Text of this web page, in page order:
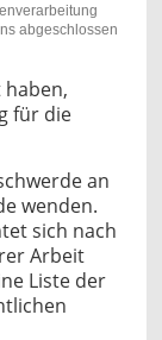
abgeschlossen
haben,
für die
an
wenden.
sich nach
Arbeit
Liste der